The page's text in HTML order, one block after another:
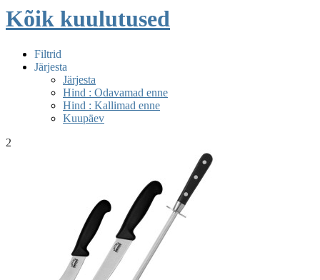
Kõik kuulutused
Filtrid
Järjesta
Järjesta
Hind : Odavamad enne
Hind : Kallimad enne
Kuupäev
2